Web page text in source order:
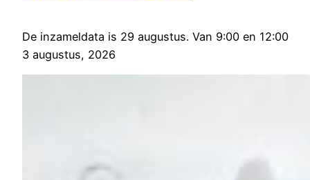
De inzameldata is 29 augustus. Van 9:00 en 12:00
3 augustus, 2026